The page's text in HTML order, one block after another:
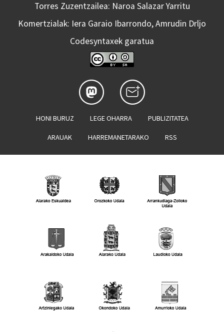
Torres Zuzentzailea: Naroa Salazar Yarritu
Komertzialak: Iera Garaio Ibarrondo, Amrudin Drljo
Codesyntaxek garatua
HONI BURUZ LEGE OHARRA PUBLIZITATEA
ARAUAK HARREMANETARAKO RSS